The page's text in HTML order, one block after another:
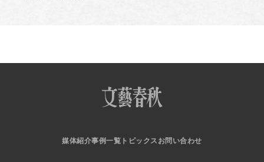
媒体紹介事例一覧 トピックス お問い合わせ